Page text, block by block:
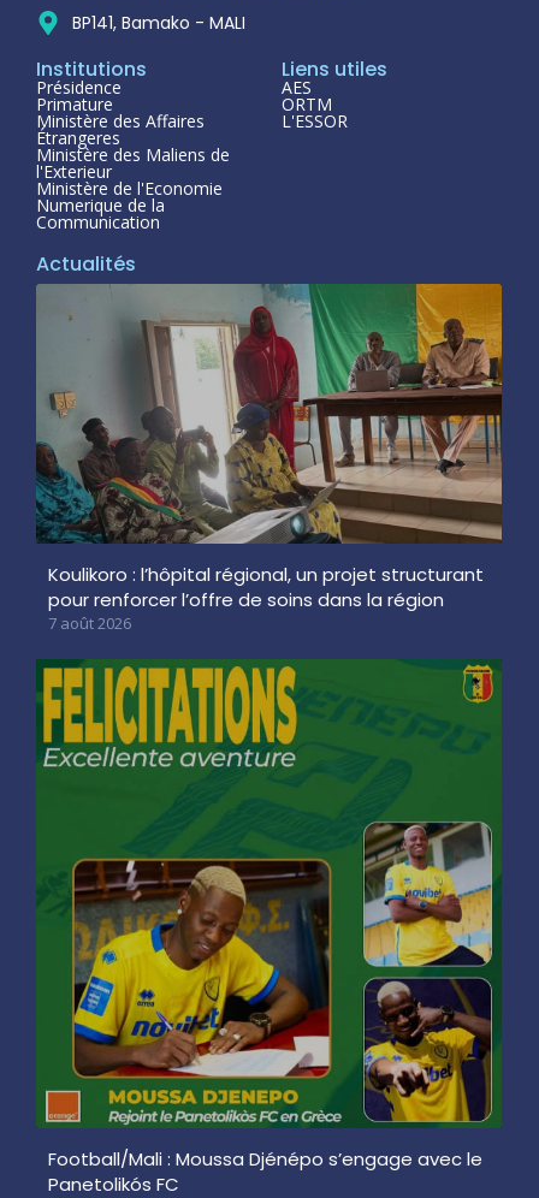
BP141, Bamako - MALI
Institutions
Présidence
Primature
Ministère des Affaires
Étrangeres
Ministère des Maliens de
l'Exterieur
Ministère de l'Economie
Numerique de la
Communication
Liens utiles
AES
ORTM
L'ESSOR
Actualités
Koulikoro : l’hôpital régional, un projet structurant
pour renforcer l’offre de soins dans la région
7 août 2026
Football/Mali : Moussa Djénépo s’engage avec le
Panetolikós FC